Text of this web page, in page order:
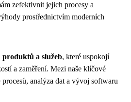
zefektivnit jejich procesy a
prostřednictvím moderních
produktů a služeb, které uspokojí
a zaměření. Mezi naše klíčové
analýza dat a vývoj softwaru